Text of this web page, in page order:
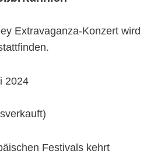
Extravaganza-Konzert wird
2024
Festivals kehrt